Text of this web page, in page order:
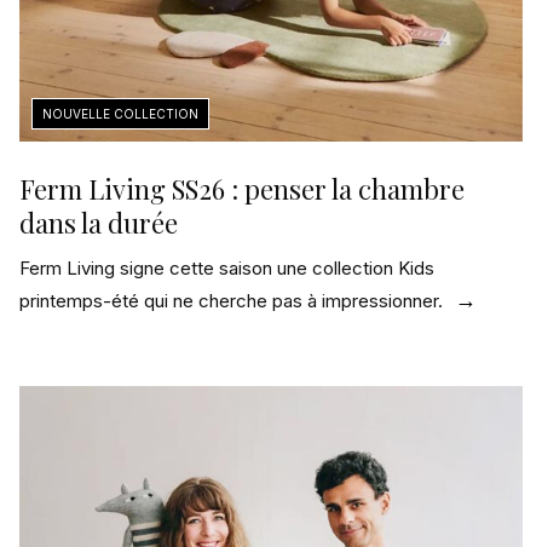
Ferm Living SS26 : penser la chambre
dans la durée
Ferm Living signe cette saison une collection Kids
printemps-été qui ne cherche pas à impressionner.